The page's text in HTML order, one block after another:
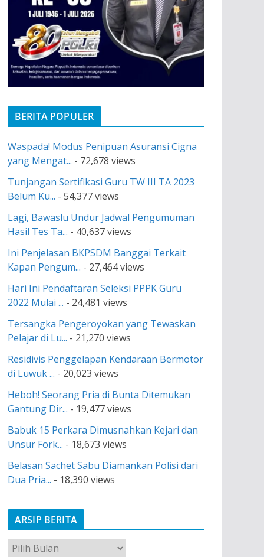
BERITA POPULER
Waspada! Modus Penipuan Asuransi Cigna
yang Mengat... - 72,678 views
Tunjangan Sertifikasi Guru TW III TA 2023
Belum Ku... - 54,377 views
Lagi, Bawaslu Undur Jadwal Pengumuman
Hasil Tes Ta... - 40,637 views
Ini Penjelasan BKPSDM Banggai Terkait
Kapan Pengum... - 27,464 views
Hari Ini Pendaftaran Seleksi PPPK Guru
2022 Mulai ... - 24,481 views
Tersangka Pengeroyokan yang Tewaskan
Pelajar di Lu... - 21,270 views
Residivis Penggelapan Kendaraan Bermotor
di Luwuk ... - 20,023 views
Heboh! Seorang Pria di Bunta Ditemukan
Gantung Dir... - 19,477 views
Babuk 15 Perkara Dimusnahkan Kejari dan
Unsur Fork... - 18,673 views
Belasan Sachet Sabu Diamankan Polisi dari
Dua Pria... - 18,390 views
ARSIP BERITA
A